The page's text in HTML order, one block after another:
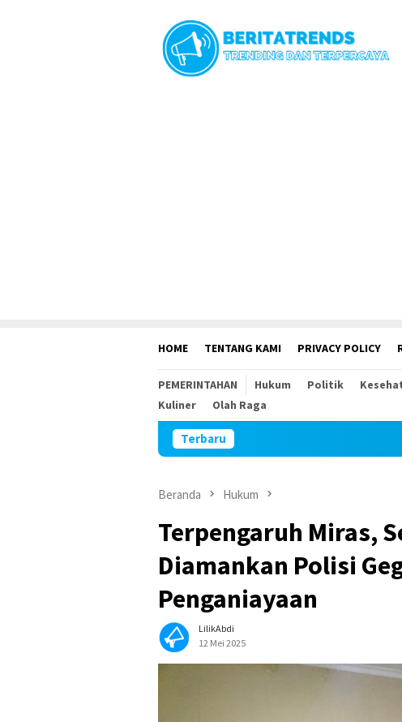
HOME TENTANG KAMI PRIVACY POLICY
PEMERINTAHAN Hukum Politik
Kuliner
Olah Raga
Terbaru Sambut HUT
Beranda Hukum
Terpengaruh Miras,
Diamankan Polisi
Penganiayaan
LilikAbdi
12 Mei 2025